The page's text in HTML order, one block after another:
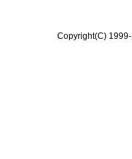
Copyright(C)